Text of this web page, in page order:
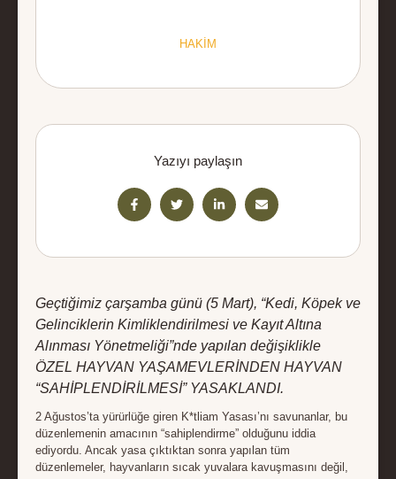
HAKİM
Yazıyı paylaşın
Geçtiğimiz çarşamba günü (5 Mart), “Kedi, Köpek ve
Gelinciklerin Kimliklendirilmesi ve Kayıt Altına
Alınması Yönetmeliği”nde yapılan değişiklikle
ÖZEL HAYVAN YAŞAMEVLERİNDEN HAYVAN
“SAHİPLENDİRİLMESİ” YASAKLANDI.
2 Ağustos’ta yürürlüğe giren K*tliam Yasası’nı savunanlar, bu
düzenlemenin amacının “sahiplendirme” olduğunu iddia
ediyordu. Ancak yasa çıktıktan sonra yapılan tüm
düzenlemeler, hayvanların sıcak yuvalara kavuşmasını değil,